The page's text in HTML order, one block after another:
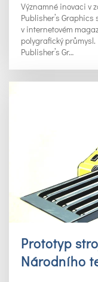
Významné inovaci v
Publisher’s
v internetovém
polygrafický
Publisher’s Gr…
Prototyp
Národního